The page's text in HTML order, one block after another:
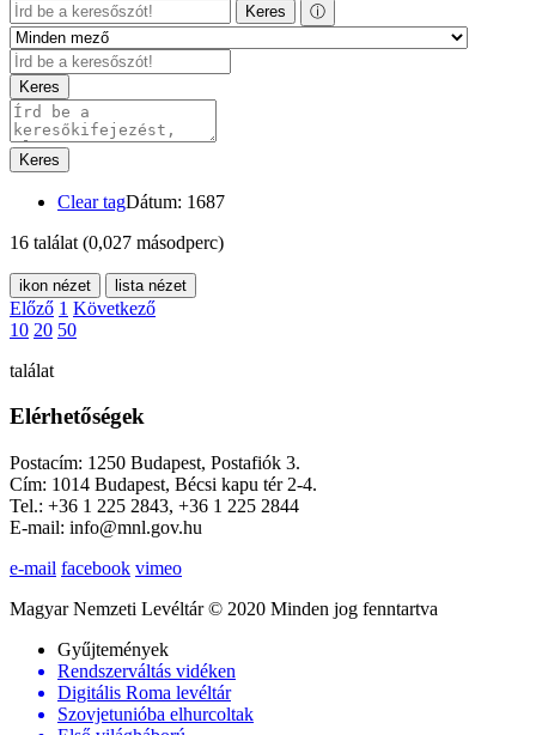
Keres ⓘ
Keres
Keres
Clear tagDátum: 1687
16 találat (0,027 másodperc)
ikon nézet lista nézet
Előző 1 Következő
10 20 50
találat
Elérhetőségek
Postacím: 1250 Budapest, Postafiók 3.
Cím: 1014 Budapest, Bécsi kapu tér 2-4.
Tel.: +36 1 225 2843, +36 1 225 2844
E-mail: info@mnl.gov.hu
e-mail facebook vimeo
Magyar Nemzeti Levéltár © 2020 Minden jog fenntartva
Gyűjtemények
Rendszerváltás vidéken
Digitális Roma levéltár
Szovjetunióba elhurcoltak